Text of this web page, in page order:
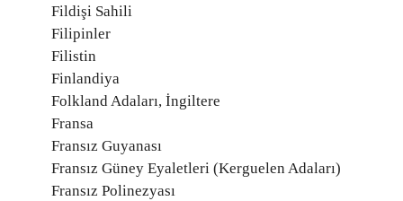
Fildişi Sahili
Filipinler
Filistin
Finlandiya
Folkland Adaları, İngiltere
Fransa
Fransız Guyanası
Fransız Güney Eyaletleri (Kerguelen Adaları)
Fransız Polinezyası